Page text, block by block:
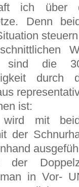
ich über
Denn
sind die
durch
ist:
wird mit
der
der
in Vor-